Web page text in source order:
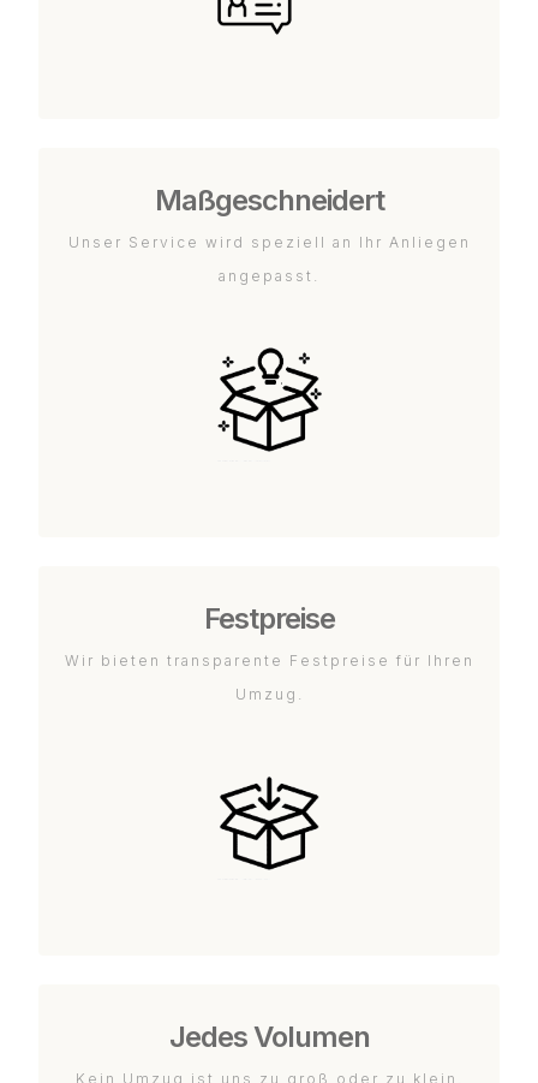
Maßgeschneidert
Unser Service wird speziell an Ihr Anliegen
angepasst.
Festpreise
Wir bieten transparente Festpreise für Ihren
Umzug.
Jedes Volumen
Kein Umzug ist uns zu groß oder zu klein.